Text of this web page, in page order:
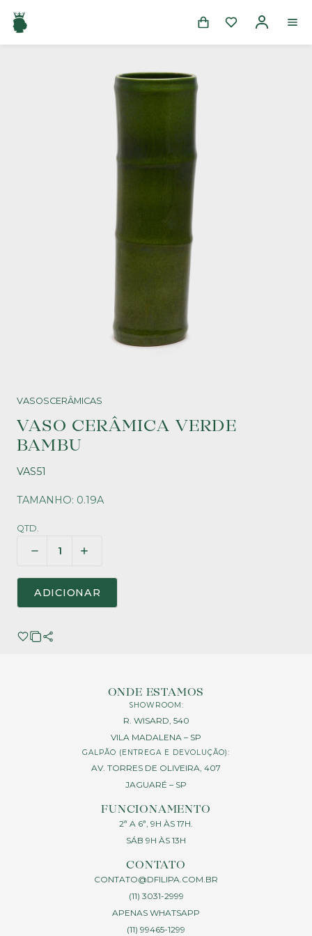
VASOSCERÂMICAS
VASO CERÂMICA VERDE
BAMBU
VAS51
TAMANHO: 0.19A
QTD.
ADICIONAR
ONDE ESTAMOS
SHOWROOM:
R. WISARD, 540
VILA MADALENA – SP
GALPÃO (ENTREGA E DEVOLUÇÃO):
AV. TORRES DE OLIVEIRA, 407
JAGUARÉ – SP
FUNCIONAMENTO
2ª A 6ª, 9H ÀS 17H.
SÁB 9H ÀS 13H
CONTATO
CONTATO@DFILIPA.COM.BR
(11) 3031-2999
APENAS WHATSAPP
(11) 99465-1299